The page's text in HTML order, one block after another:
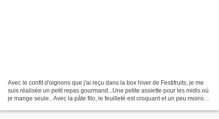
Avec le confit d'oignons que j'ai reçu dans la box hiver de Festifruits, je me
suis réalisée un petit repas gourmand...Une petite assiette pour les midis où
je mange seule.. Avec la pâte filo, le feuilleté est croquant et un peu moins